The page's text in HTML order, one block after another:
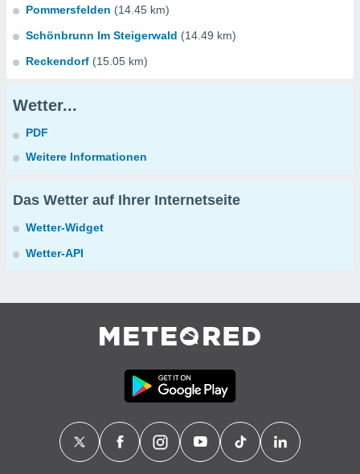
Pommersfelden (14.45 km)
Schönbrunn Im Steigerwald (14.49 km)
Reckendorf (15.05 km)
Wetter...
PDF
Weitere Informationen
Das Wetter auf Ihrer Internetseite
Wetter-Widget
Wetter-API